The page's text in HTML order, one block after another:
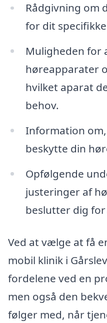
Rådgivning om
for dit
Muligheden for
høreapparater
hvilket aparat
behov.
Information
beskytte din
Opfølgende
justeringer af
beslutter dig
Ved at vælge at få
mobil klinik i
fordelene ved en
men også den
følger med, når